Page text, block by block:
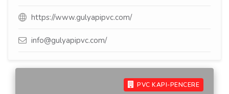
https://www.gulyapipvc.com/
info@gulyapipvc.com/
PVC KAPI-PENCERE